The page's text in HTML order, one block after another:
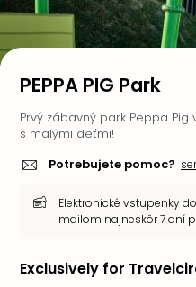
PEPPA PIG Park
Prvý zábavný park Peppa
s malými deťmi!
Potrebujete pomoc?
Elektronické vstupenky
mailom najneskôr 7 dní
Exclusively for